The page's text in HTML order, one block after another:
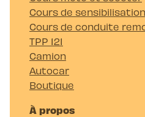
Cours de sensibilisation
Cours de conduite
TPP 121
Camion
Autocar
Boutique
À propos